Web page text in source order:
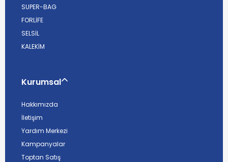
SUPER-BAG
FORLİFE
SELSİL
KALEKİM
Kurumsal
Hakkımızda
İletişim
Yardım Merkezi
Kampanyalar
Toptan Satış